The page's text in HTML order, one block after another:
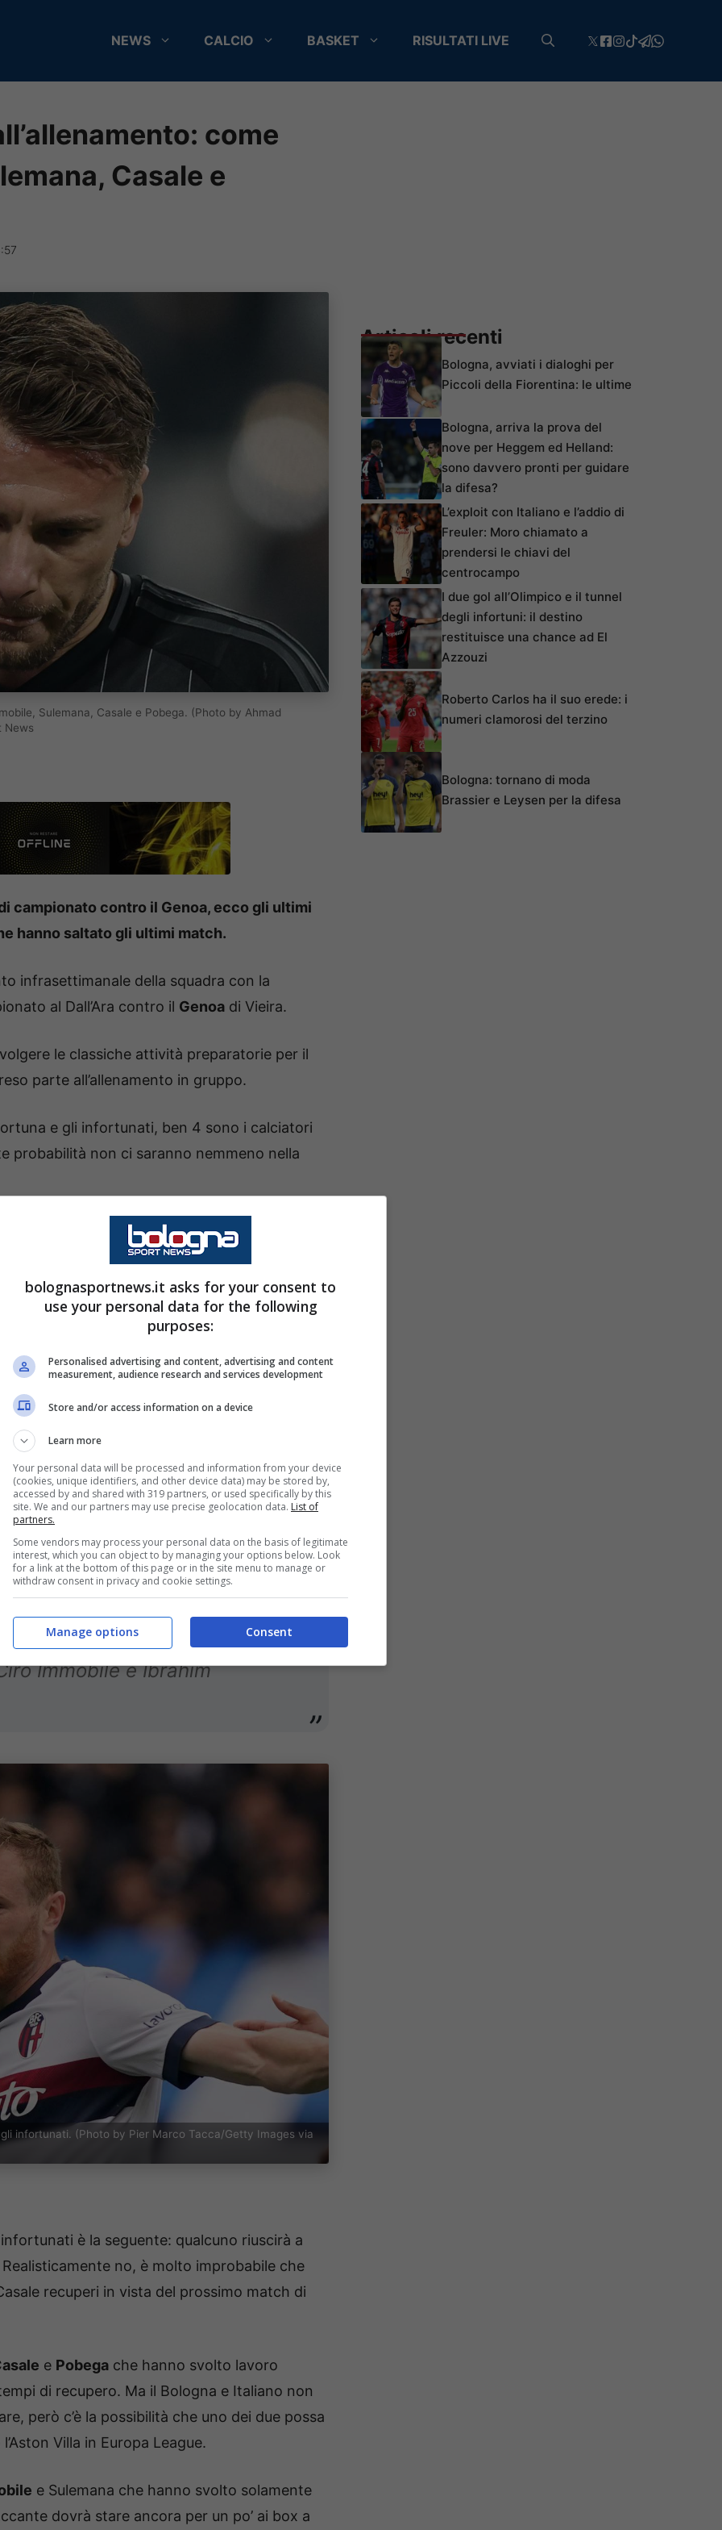
NEWS CALCIO BASKET RISULTATI LIVE
come
Casale e
Sulemana, Casale e Pobega. (Photo by Ahmad
News
campionato contro il Genoa, ecco gli ultimi
hanno saltato gli ultimi match.
infrasettimanale della squadra con la
al Dall’Ara contro il Genoa di Vieira.
le classiche attività preparatorie per il
parte all’allenamento in gruppo.
e gli infortunati, ben 4 sono i calciatori
probabilità non ci saranno nemmeno nella
dell’allenamento sugli
ufficialesul proprio sito in cui annuncia i
preso parte tutti i calciatori. Tra gli infortunati
ragazzi di Vincenzo Italiano
Per i rossoblù attivazione
tattiche e partitella a campo
hanno svolto lavoro
Immobile e Ibrahim
infortunati. (Photo by Pier Marco Tacca/Getty Images via
è la seguente: qualcuno riuscirà a
no, è molto improbabile che
recuperi in vista del prossimo match di
e Pobega che hanno svolto lavoro
di recupero. Ma il Bologna e Italiano non
però c’è la possibilità che uno dei due possa
Villa in Europa League.
e Sulemana che hanno svolto solamente
dovrà stare ancora per un po’ ai box a
Articoli recenti
Bologna, avviati i dialoghi per
Piccoli della Fiorentina: le ultime
Bologna, arriva la prova del
nove per Heggem ed Helland:
sono davvero pronti per guidare
la difesa?
L’exploit con Italiano e l’addio di
Freuler: Moro chiamato a
prendersi le chiavi del
centrocampo
I due gol all’Olimpico e il tunnel
degli infortuni: il destino
restituisce una chance ad El
Azzouzi
Roberto Carlos ha il suo erede: i
numeri clamorosi del terzino
Bologna: tornano di moda
Brassier e Leysen per la difesa
bolognasportnews.it asks for your consent to
use your personal data for the following
purposes:
Personalised advertising and content, advertising and content
measurement, audience research and services development
Store and/or access information on a device
Learn more
Your personal data will be processed and information from your device
(cookies, unique identifiers, and other device data) may be stored by,
accessed by and shared with 319 partners, or used specifically by this
site. We and our partners may use precise geolocation data. List of
partners.
Some vendors may process your personal data on the basis of legitimate
interest, which you can object to by managing your options below. Look
for a link at the bottom of this page or in the site menu to manage or
withdraw consent in privacy and cookie settings.
Consent
Manage options